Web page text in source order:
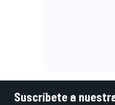
Suscríbete a